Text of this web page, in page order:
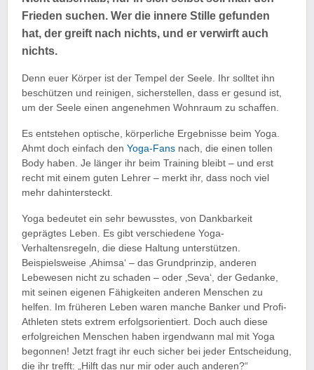
Frieden suchen. Wer die innere Stille gefunden
hat, der greift nach nichts, und er verwirft auch
nichts.
Denn euer Körper ist der Tempel der Seele. Ihr solltet ihn
beschützen und reinigen, sicherstellen, dass er gesund ist,
um der Seele einen angenehmen Wohnraum zu schaffen.
Es entstehen optische, körperliche Ergebnisse beim Yoga.
Ahmt doch einfach den Yoga-Fans nach, die einen tollen
Body haben. Je länger ihr beim Training bleibt – und erst
recht mit einem guten Lehrer – merkt ihr, dass noch viel
mehr dahintersteckt.
Yoga bedeutet ein sehr bewusstes, von Dankbarkeit
geprägtes Leben. Es gibt verschiedene Yoga-
Verhaltensregeln, die diese Haltung unterstützen.
Beispielsweise ‚Ahimsa‘ – das Grundprinzip, anderen
Lebewesen nicht zu schaden – oder ‚Seva‘, der Gedanke,
mit seinen eigenen Fähigkeiten anderen Menschen zu
helfen. Im früheren Leben waren manche Banker und Profi-
Athleten stets extrem erfolgsorientiert. Doch auch diese
erfolgreichen Menschen haben irgendwann mal mit Yoga
begonnen! Jetzt fragt ihr euch sicher bei jeder Entscheidung,
die ihr trefft: „Hilft das nur mir oder auch anderen?“